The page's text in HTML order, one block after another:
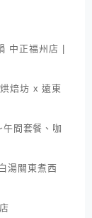
中正福州店 |
焙坊 x 遠東
間套餐、咖
湯關東煮西